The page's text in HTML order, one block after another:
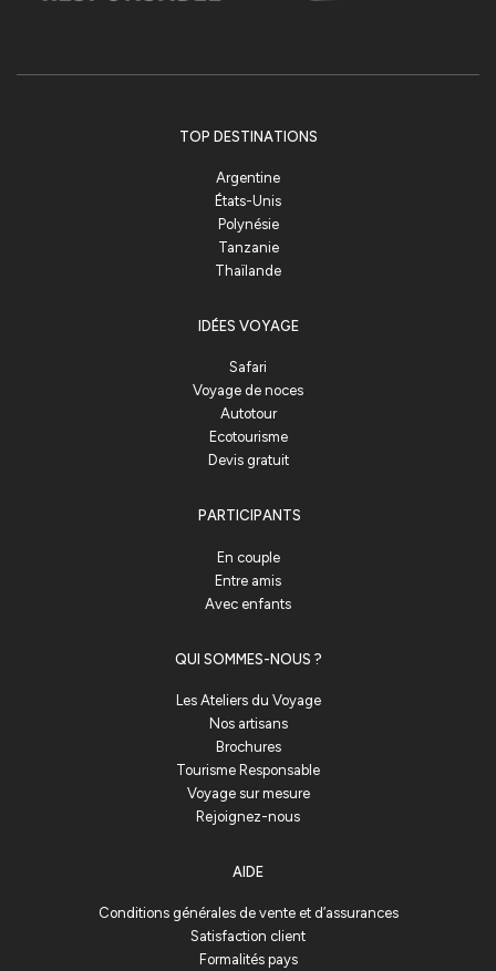
TOP DESTINATIONS
Argentine
États-Unis
Polynésie
Tanzanie
Thaïlande
IDÉES VOYAGE
Safari
Voyage de noces
Autotour
Ecotourisme
Devis gratuit
PARTICIPANTS
En couple
Entre amis
Avec enfants
QUI SOMMES-NOUS ?
Les Ateliers du Voyage
Nos artisans
Brochures
Tourisme Responsable
Voyage sur mesure
Rejoignez-nous
AIDE
Conditions générales de vente et d’assurances
Satisfaction client
Formalités pays